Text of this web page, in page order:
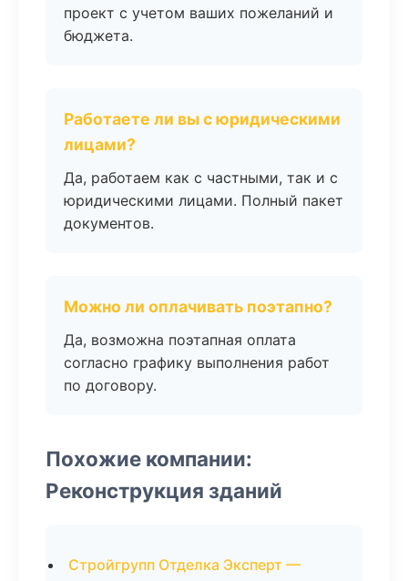
проект с учетом ваших пожеланий и
бюджета.
Работаете ли вы с юридическими
лицами?
Да, работаем как с частными, так и с
юридическими лицами. Полный пакет
документов.
Можно ли оплачивать поэтапно?
Да, возможна поэтапная оплата
согласно графику выполнения работ
по договору.
Похожие компании:
Реконструкция зданий
Стройгрупп Отделка Эксперт —